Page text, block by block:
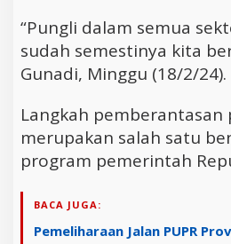
“Pungli dalam semua
sudah semestinya kita
Gunadi, Minggu (18/2/24).
Langkah pemberantasan
merupakan salah satu
program pemerintah
BACA JUGA:
Pemeliharaan Jalan PUPR